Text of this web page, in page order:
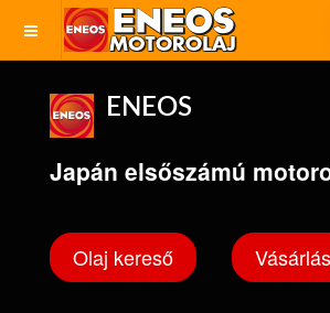
ENEOS
Japán elsőszámú
Olaj kereső Vásárlás